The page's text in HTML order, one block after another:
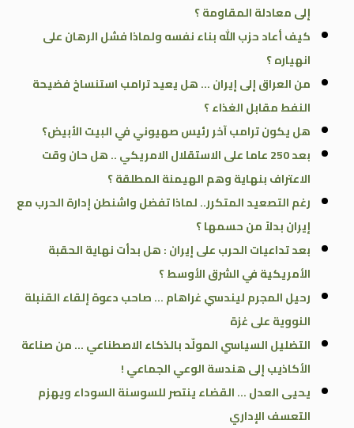
إلى معادلة المقاومة ؟
كيف أعاد حزب الله بناء نفسه ولماذا فشل الرهان على
انهياره ؟
من العراق إلى إيران … هل يعيد ترامب استنساخ فضيحة
النفط مقابل الغذاء ؟
هل يكون ترامب آخر رئيس صهيوني في البيت الأبيض؟
بعد 250 عاما على الاستقلال الامريكي .. هل حان وقت
الاعتراف بنهاية وهم الهيمنة المطلقة ؟
رغم التصعيد المتكرر.. لماذا تفضل واشنطن إدارة الحرب مع
إيران بدلاً من حسمها ؟
بعد تداعيات الحرب على إيران : هل بدأت نهاية الحقبة
الأمريكية في الشرق الأوسط ؟
رحيل المجرم ليندسي غراهام … صاحب دعوة إلقاء القنبلة
النووية على غزة
التضليل السياسي المولّد بالذكاء الاصطناعي … من صناعة
الأكاذيب إلى هندسة الوعي الجماعي !
يحيى العدل … القضاء ينتصر للسوسنة السوداء ويهزم
التعسف الإداري